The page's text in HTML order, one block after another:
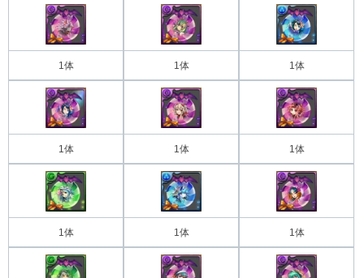
1体 1体 1体
1体 1体 1体
1体 1体 1体